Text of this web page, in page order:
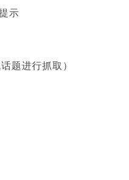
示
题进行抓取）